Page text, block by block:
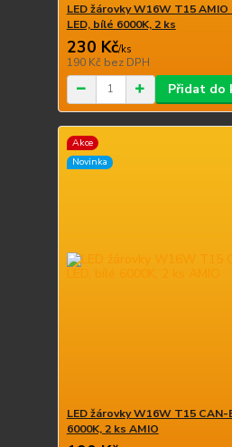
LED žárovky W16W T15 AMIO
LED, bílé 6000K, 2 ks
230 Kč/ks
190 Kč bez DPH
Přidat do
Akce
Novinka
LED žárovky W16W T15 CAN-
6000K, 2 ks AMIO